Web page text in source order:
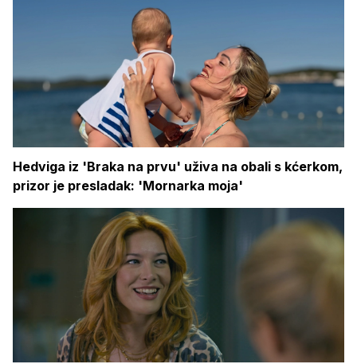
Hedviga iz 'Braka na prvu' uživa na obali s kćerkom,
prizor je presladak: 'Mornarka moja'